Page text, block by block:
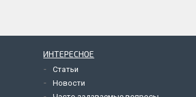
ИНТЕРЕСНОЕ
Статьи
Новости